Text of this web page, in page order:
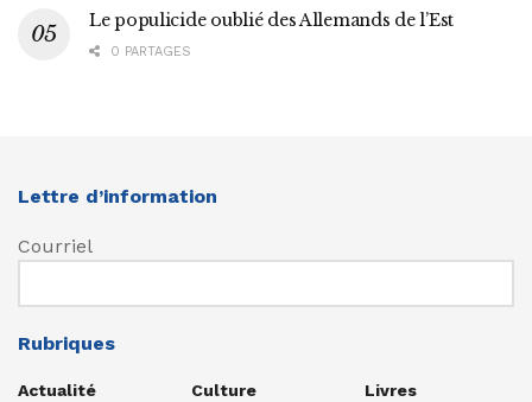
Le populicide oublié des Allemands de l’Est
0 PARTAGES
Lettre d’information
Courriel
Rubriques
Actualité
Culture
Livres